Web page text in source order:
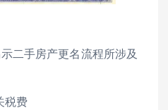
二手房产更名流程所涉及
税费